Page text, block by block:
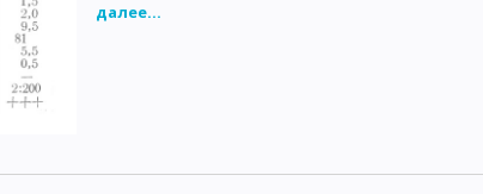
далее...